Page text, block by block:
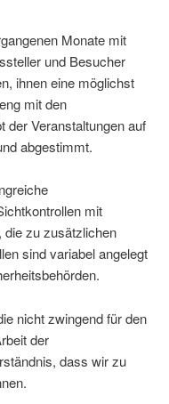
Monate mit
und Besucher
ihnen eine möglichst
mit den
der Veranstaltungen auf
abgestimmt.
mit
die zu zusätzlichen
sind variabel angelegt
nicht zwingend für den
der
dass wir zu